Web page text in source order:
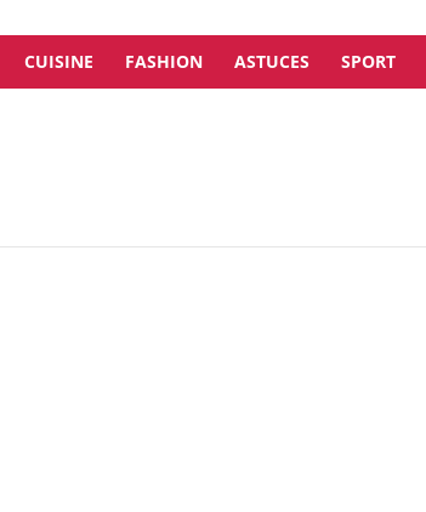
CUISINE FASHION ASTUCES SPORT